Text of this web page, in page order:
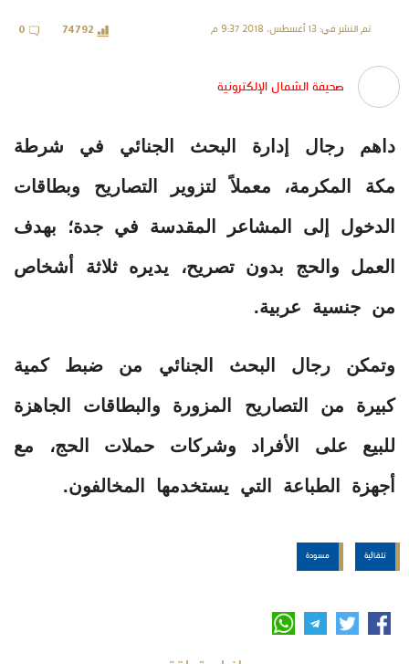
تم النشر في: 13 أغسطس، 2018 9:37 م 74792
0
صحيفة الشمال الإلكترونية
داهم رجال إدارة البحث الجنائي في شرطة
مكة المكرمة، معملاً لتزوير التصاريح وبطاقات
الدخول إلى المشاعر المقدسة في جدة؛ بهدف
العمل والحج بدون تصريح، يديره ثلاثة أشخاص
من جنسية عربية.
وتمكن رجال البحث الجنائي من ضبط كمية
كبيرة من التصاريح المزورة والبطاقات الجاهزة
للبيع على الأفراد وشركات حملات الحج، مع
أجهزة الطباعة التي يستخدمها المخالفون.
تلقائية مسودة